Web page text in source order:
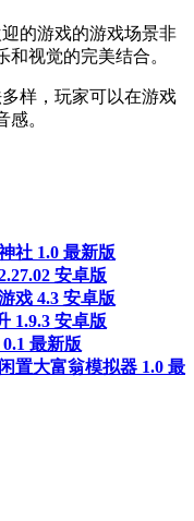
的游戏的游戏场景非
视觉的完美结合。
样，玩家可以在游戏
。
社 1.0 最新版
安卓版
戏 4.3 安卓版
1.9.3 安卓版
最新版
闲置大富翁模拟器 1.0 最